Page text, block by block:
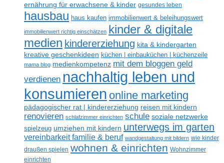
ernährung für erwachsene & kinder gesundes leben
hausbau haus kaufen immobilienwert & beleihungswert
immobilienwert richtig einschätzen kinder & digitale
medien kindererziehung kita & kindergarten
kreative geschenkideen küchen | einbauküchen | küchenzeile
mama blog medienkompetenz mit dem bloggen geld
verdienen nachhaltig leben und
konsumieren online marketing
pädagogischer rat | kindererziehung reisen mit kindern
renovieren schlafzimmer einrichten schule soziale netzwerke
spielzeug umziehen mit kindern unterwegs im garten
vereinbarkeit familie & beruf wandgestaltung mit bildern wie kinder
draußen spielen wohnen & einrichten Wohnzimmer
einrichten